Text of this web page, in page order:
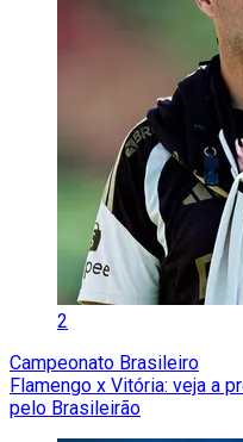
2
Campeonato Brasileiro
Flamengo x Vitória: veja a
pelo Brasileirão